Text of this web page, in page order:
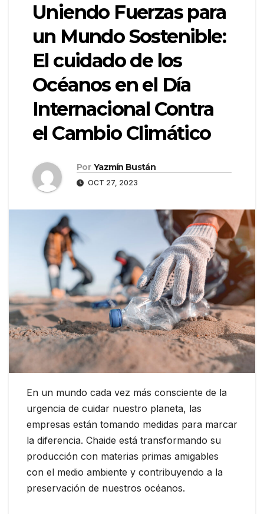
Uniendo Fuerzas para
un Mundo Sostenible:
El cuidado de los
Océanos en el Día
Internacional Contra
el Cambio Climático
Por Yazmín Bustán
OCT 27, 2023
En un mundo cada vez más consciente de la
urgencia de cuidar nuestro planeta, las
empresas están tomando medidas para marcar
la diferencia. Chaide está transformando su
producción con materias primas amigables
con el medio ambiente y contribuyendo a la
preservación de nuestros océanos.